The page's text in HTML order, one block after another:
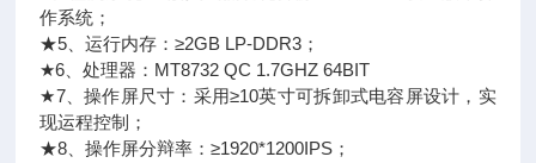
作系统；
★5、运行内存：≥2GB LP-DDR3；
★6、处理器：MT8732 QC 1.7GHZ 64BIT
★7、操作屏尺寸：采用≥10英寸可拆卸式电容屏设计，实
现运程控制；
★8、操作屏分辩率：≥1920*1200IPS；